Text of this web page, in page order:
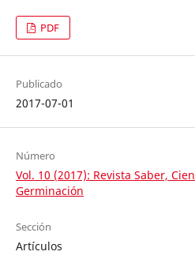
PDF
Publicado
2017-07-01
Número
Vol. 10 (2017): Revista Saber,
Germinación
Sección
Artículos